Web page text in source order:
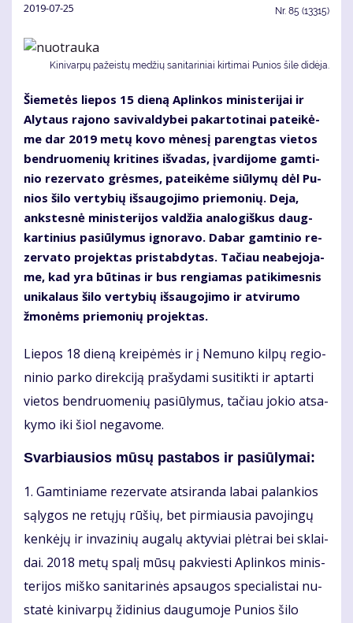
2019-07-25 Nr. 85 (13315)
Ki­ni­var­pų pa­žeis­tų me­džių sa­ni­ta­ri­niai kir­ti­mai Pu­nios ši­le di­dė­ja.
Šie­me­tės lie­pos 15 die­ną Ap­lin­kos mi­nis­te­ri­jai ir
Aly­taus ra­jo­no sa­vi­val­dy­bei pa­kar­to­ti­nai pa­tei­kė­
me dar 2019 me­tų ko­vo mė­ne­sį pa­reng­tas vie­tos
ben­druo­me­nių kri­ti­nes iš­va­das, įvar­di­jo­me gam­ti­
nio re­zer­va­to grės­mes, pa­tei­kė­me siū­ly­mų dėl Pu­
nios ši­lo ver­ty­bių iš­sau­go­ji­mo prie­mo­nių. De­ja,
anks­tes­nė mi­nis­te­ri­jos val­džia ana­lo­giš­kus daug­
kar­ti­nius pa­siū­ly­mus ig­no­ra­vo. Da­bar gam­ti­nio re­
zer­va­to pro­jek­tas pri­stab­dy­tas. Ta­čiau ne­abe­jo­ja­
me, kad yra bū­ti­nas ir bus ren­gia­mas pa­ti­ki­mes­nis
uni­ka­laus ši­lo ver­ty­bių iš­sau­go­ji­mo ir at­vi­ru­mo
žmo­nėms prie­mo­nių pro­jek­tas.
Lie­pos 18 die­ną krei­pė­mės ir į Ne­mu­no kil­pų re­gio­
ni­nio par­ko di­rek­ci­ją pra­šy­da­mi su­si­tik­ti ir ap­tar­ti
vie­tos ben­druo­me­nių pa­siū­ly­mus, ta­čiau jo­kio at­sa­
ky­mo iki šiol ne­ga­vo­me.
Svarbiausios mū­sų pa­sta­bos ir pa­siū­ly­mai:
1. Gam­ti­nia­me re­zer­va­te at­si­ran­da la­bai pa­lan­kios
są­ly­gos ne re­tų­jų rū­šių, bet pir­miau­sia pa­vo­jin­gų
ken­kė­jų ir in­va­zi­nių au­ga­lų ak­ty­viai plėt­rai bei sklai­
dai. 2018 me­tų spa­lį mū­sų pa­kvies­ti Ap­lin­kos mi­nis­
te­ri­jos miš­ko sa­ni­ta­ri­nės ap­sau­gos spe­cia­lis­tai nu­
sta­tė ki­ni­var­pų ži­di­nius dau­gu­mo­je Pu­nios ši­lo